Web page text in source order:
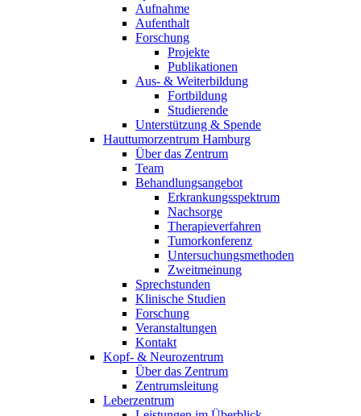
Aufnahme
Aufenthalt
Forschung
Projekte
Publikationen
Aus- & Weiterbildung
Fortbildung
Studierende
Unterstützung & Spende
Hauttumorzentrum Hamburg
Über das Zentrum
Team
Behandlungsangebot
Erkrankungsspektrum
Nachsorge
Therapieverfahren
Tumorkonferenz
Untersuchungsmethoden
Zweitmeinung
Sprechstunden
Klinische Studien
Forschung
Veranstaltungen
Kontakt
Kopf- & Neurozentrum
Über das Zentrum
Zentrumsleitung
Leberzentrum